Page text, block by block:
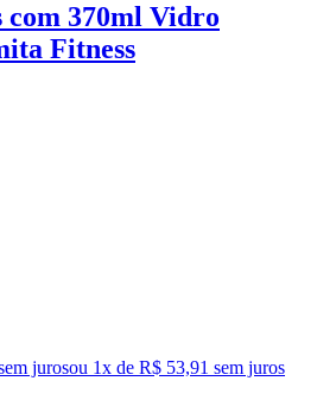
com 370ml Vidro
Fitness
jurosou 1x de R$ 53,91 sem juros